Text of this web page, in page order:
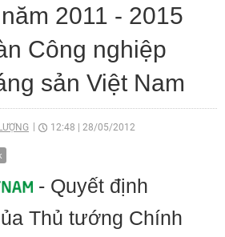
2011 - 2015
Công nghiệp
sản Việt Nam
12:48 28/05/2012
- Quyết định
Thủ tướng Chính